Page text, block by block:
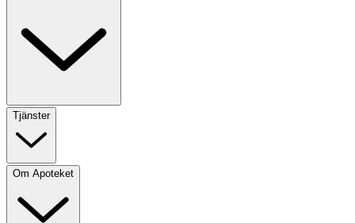
Tjänster
Om Apoteket